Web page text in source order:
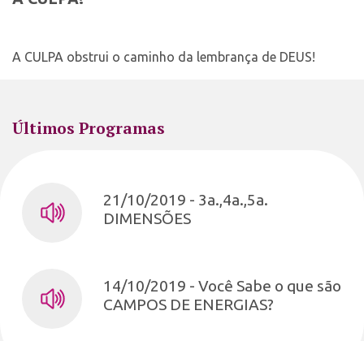
A CULPA obstrui o caminho da lembrança de DEUS!
Últimos Programas
21/10/2019 - 3a.,4a.,5a.
DIMENSÕES
14/10/2019 - Você Sabe o que são
CAMPOS DE ENERGIAS?